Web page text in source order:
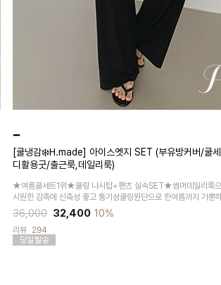
[쿨냉감❄️H.made] 아이스엣지 SET (부유방커버/쿨
디활용굿/출근룩,데일리룩)
★여름쿨세트1위★쿨링 나시탑+팬츠 실속SET★썸머데일리룩
시원한 감촉에 신축성 좋고 통기성쿨링원단으로 한여름까지 가뿐
36,000 32,400 10%
리뷰 294